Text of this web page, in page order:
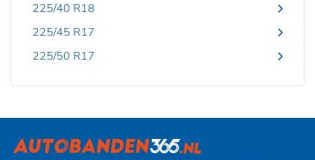
225/40 R18
225/45 R17
225/50 R17